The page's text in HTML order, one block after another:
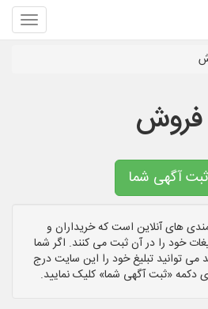
فروش
ثبت آگهی شما
های آنلاین است که خریداران و
خود را در آن ثبت می کنند. اگر شما
توانید تبلیغ خود را این سایت درج
دکمه «ثبت آگهی شما» کلیک نمایید.